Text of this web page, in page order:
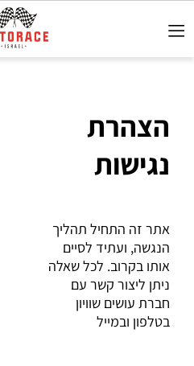
הצהרת
נגישות
אתר זה התחיל תהליך
הנגשה, ועתיד לסיים
אותו בקרוב. לכל שאלה
ניתן ליצור קשר עם
חברת עושים שוויון
בטלפון ובמייל